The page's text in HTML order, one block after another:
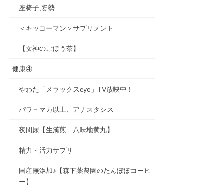
座椅子,姿勢
＜キッコーマン＞サプリメント
【女神のごぼう茶】
健康④
やわた「メラックスeye」TV放映中！
パワ－マカ以上、アナスタシス
夜間尿【生漢煎 八味地黄丸】
精力・活力サプリ
国産無添加♪【森下薬農園のたんぽぽコーヒ
ー】